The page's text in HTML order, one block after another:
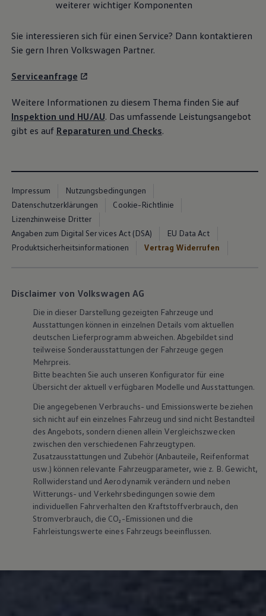
weiterer wichtiger Komponenten
Sie interessieren sich für einen Service? Dann kontaktieren
Sie gern Ihren Volkswagen Partner.
Serviceanfrage
Weitere Informationen zu diesem Thema finden Sie auf
Inspektion und HU/AU. Das umfassende Leistungsangebot
gibt es auf Reparaturen und Checks.
Impressum
Nutzungsbedingungen
Datenschutzerklärungen
Cookie-Richtlinie
Lizenzhinweise Dritter
Angaben zum Digital Services Act (DSA)
EU Data Act
Produktsicherheitsinformationen
Vertrag Widerrufen
Disclaimer von Volkswagen AG
Die in dieser Darstellung gezeigten Fahrzeuge und
Ausstattungen können in einzelnen Details vom aktuellen
deutschen Lieferprogramm abweichen. Abgebildet sind
teilweise Sonderausstattungen der Fahrzeuge gegen
Mehrpreis.
Bitte beachten Sie auch unseren Konfigurator für eine
Übersicht der aktuell verfügbaren Modelle und Ausstattungen.
Die angegebenen Verbrauchs- und Emissionswerte beziehen
sich nicht auf ein einzelnes Fahrzeug und sind nicht Bestandteil
des Angebots, sondern dienen allein Vergleichszwecken
zwischen den verschiedenen Fahrzeugtypen.
Zusatzausstattungen und Zubehör (Anbauteile, Reifenformat
usw.) können relevante Fahrzeugparameter, wie z. B. Gewicht,
Rollwiderstand und Aerodynamik verändern und neben
Witterungs- und Verkehrsbedingungen sowie dem
individuellen Fahrverhalten den Kraftstoffverbrauch, den
Stromverbrauch, die CO₂-Emissionen und die
Fahrleistungswerte eines Fahrzeugs beeinflussen.